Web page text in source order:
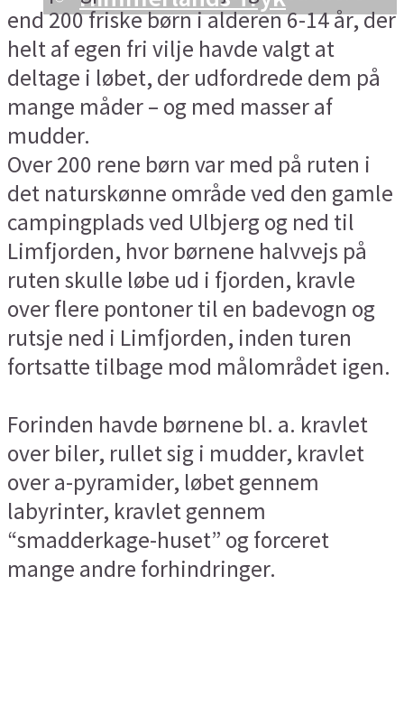
end 200 friske børn i alderen 6-14 år, der
helt af egen fri vilje havde valgt at
deltage i løbet, der udfordrede dem på
mange måder – og med masser af
mudder.
Over 200 rene børn var med på ruten i
det naturskønne område ved den gamle
campingplads ved Ulbjerg og ned til
Limfjorden, hvor børnene halvvejs på
ruten skulle løbe ud i fjorden, kravle
over flere pontoner til en badevogn og
rutsje ned i Limfjorden, inden turen
fortsatte tilbage mod målområdet igen.
Forinden havde børnene bl. a. kravlet
over biler, rullet sig i mudder, kravlet
over a-pyramider, løbet gennem
labyrinter, kravlet gennem
“smadderkage-huset” og forceret
mange andre forhindringer.